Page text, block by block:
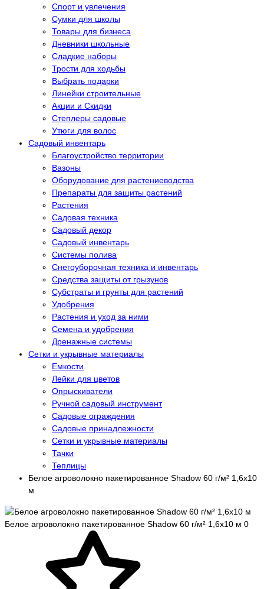
Спорт и увлечения
Сумки для школы
Товары для бизнеса
Дневники школьные
Сладкие наборы
Трости для ходьбы
Выбрать подарки
Линейки строительные
Акции и Скидки
Степлеры садовые
Утюги для волос
Садовый инвентарь
Благоустройство территории
Вазоны
Оборудование для растениеводства
Препараты для защиты растений
Растения
Садовая техника
Садовый декор
Садовый инвентарь
Системы полива
Снегоуборочная техника и инвентарь
Средства защиты от грызунов
Субстраты и грунты для растений
Удобрения
Растения и уход за ними
Семена и удобрения
Дренажные системы
Сетки и укрывные материалы
Емкости
Лейки для цветов
Опрыскиватели
Ручной садовый инструмент
Садовые ограждения
Садовые принадлежности
Сетки и укрывные материалы
Тачки
Теплицы
Белое агроволокно пакетированное Shadow 60 г/м² 1,6x10
м
Белое агроволокно пакетированное Shadow 60 г/м² 1,6x10 м 0